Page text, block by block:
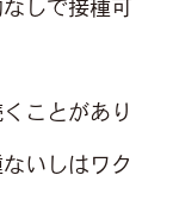
しで接種可
ことがあり
いしはワク